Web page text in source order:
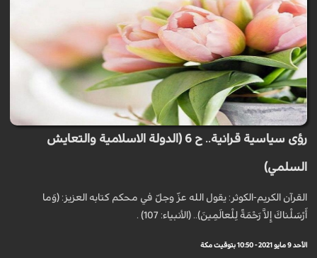
رؤى سياسية قرانية.. ح 6 (الدولة الاسلامية والتعايش
السلمي)
القرآن الكريم-الكوثر: يقول الله عزّ وجلّ في محكم كتابه العزيز: (وَما
أَرْسَلْناكَ إِلاَّ رَحْمَةً لِلْعالَمِينَ).. (الأنبياء: 107) .
الأحد 9 مايو 2021 - 10:50 بتوقيت مكة